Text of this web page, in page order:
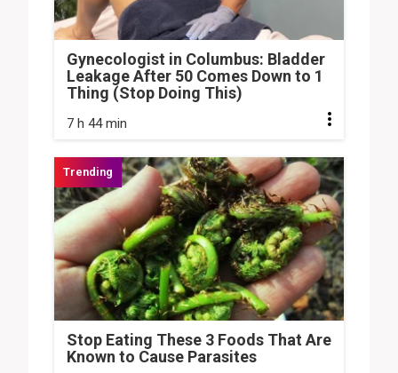
Gynecologist in Columbus: Bladder
Leakage After 50 Comes Down to 1
Thing (Stop Doing This)
7 h 44 min
Stop Eating These 3 Foods That Are
Known to Cause Parasites